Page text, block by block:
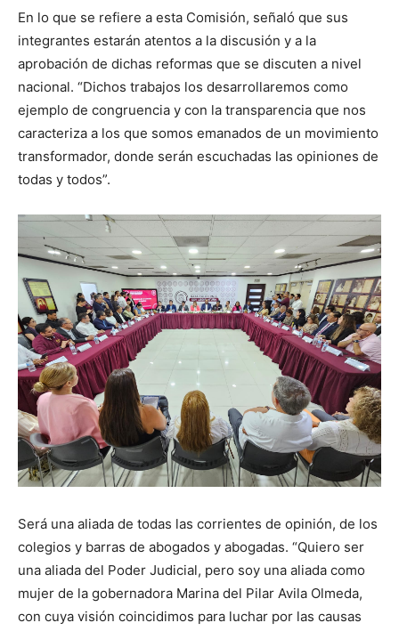
En lo que se refiere a esta Comisión, señaló que sus
integrantes estarán atentos a la discusión y a la
aprobación de dichas reformas que se discuten a nivel
nacional. “Dichos trabajos los desarrollaremos como
ejemplo de congruencia y con la transparencia que nos
caracteriza a los que somos emanados de un movimiento
transformador, donde serán escuchadas las opiniones de
todas y todos”.
Será una aliada de todas las corrientes de opinión, de los
colegios y barras de abogados y abogadas. “Quiero ser
una aliada del Poder Judicial, pero soy una aliada como
mujer de la gobernadora Marina del Pilar Avila Olmeda,
con cuya visión coincidimos para luchar por las causas